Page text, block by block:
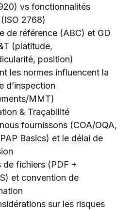
vs fonctionnalités
2768)
de référence (ABC) et GD
(platitude,
position)
les normes influencent la
d’inspection
MMT)
& Traçabilité
fournissons (COA/OQA,
Basics) et le délai de
de fichiers (PDF +
et convention de
sur les risques